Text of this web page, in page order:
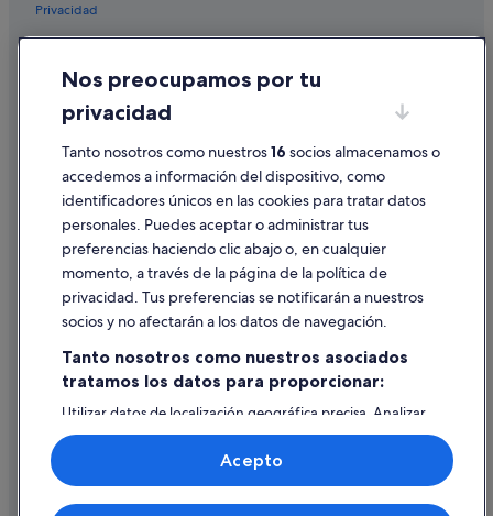
Vuelos a Barcelona
Vuelos a Benalmádena
Vuelos a Benidorm
Vuelos a Bilbao
Vuelos a Calvià
Vuelos a Ciudad de Ibiza
Vuelos a Granada
Vuelos a Madrid
Vuelos a Málaga
Vuelos a Palma de Mallorca
Vuelos a Salou
Vuelos a San Bartolomé de Tirajana
Vuelos a San Sebastián
Vuelos a Sevilla
Privacidad
Condiciones de uso
Información legal/contacto
Pautas sobre el contenido y cómo denunciar contenido
Ayuda
Cancelar un vuelo
Cancelar una reserva de hotel o de un alquiler vacacional
Utilizar un cupón de Expedia
Documentos para viajes internacionales
Nos preocupamos por tu
privacidad
Tanto nosotros como nuestros16 socios almacenamos o
accedemos a información del dispositivo, como
identificadores únicos en las cookies para tratar datos
personales. Puedes aceptar o administrar tus
preferencias haciendo clic abajo o, en cualquier
momento, a través de la página de la política de
privacidad. Tus preferencias se notificarán a nuestros
socios y no afectarán a los datos de navegación.
Tanto nosotros como nuestros asociados
tratamos los datos para proporcionar:
Utilizar datos de localización geográfica precisa. Analizar
activamente las características del dispositivo para su
identificación. Almacenar la información en un dispositivo
y/o acceder a ella. Publicidad y contenido personalizados,
medición de publicidad y contenido, investigación de
audiencia y desarrollo de servicios.
Acepto